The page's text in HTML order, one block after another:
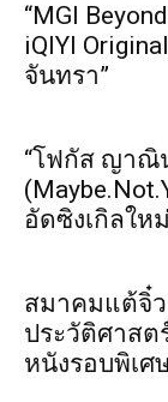
“MGI
iQIYI
จันทรา”
“โฟกัส ญาณิ
อัดซิงเกิลใหม่
สมาคมแต้จิ๋
ประวัติศาส
หนังรอบพิเศ